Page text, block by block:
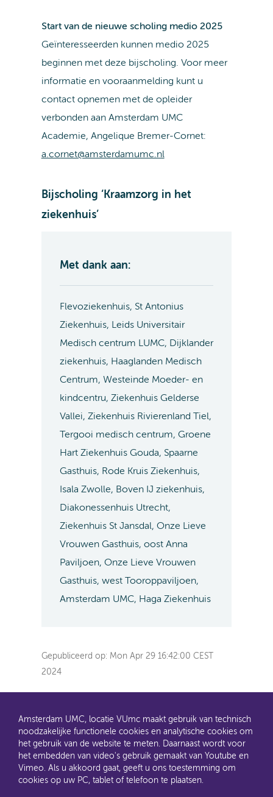
Start van de nieuwe scholing medio 2025
Geïnteresseerden kunnen medio 2025
beginnen met deze bijscholing. Voor meer
informatie en vooraanmelding kunt u
contact opnemen met de opleider
verbonden aan Amsterdam UMC
Academie, Angelique Bremer-Cornet:
a.cornet@amsterdamumc.nl
Bijscholing ‘Kraamzorg in het
ziekenhuis’
Met dank aan:
Flevoziekenhuis, St Antonius
Ziekenhuis, Leids Universitair
Medisch centrum LUMC, Dijklander
ziekenhuis, Haaglanden Medisch
Centrum, Westeinde Moeder- en
kindcentru, Ziekenhuis Gelderse
Vallei, Ziekenhuis Rivierenland Tiel,
Tergooi medisch centrum, Groene
Hart Ziekenhuis Gouda, Spaarne
Gasthuis, Rode Kruis Ziekenhuis,
Isala Zwolle, Boven IJ ziekenhuis,
Diakonessenhuis Utrecht,
Ziekenhuis St Jansdal, Onze Lieve
Vrouwen Gasthuis, oost Anna
Paviljoen, Onze Lieve Vrouwen
Gasthuis, west Tooroppaviljoen,
Amsterdam UMC, Haga Ziekenhuis
Gepubliceerd op: Mon Apr 29 16:42:00 CEST
2024
AMC en VUmc zijn al een tijdje samen Amsterdam UMC.
Dit gaat u ook merken aan de websites: steeds meer
Amsterdam UMC, locatie VUmc maakt gebruik van technisch
noodzakelijke functionele cookies en analytische cookies om
het gebruik van de website te meten. Daarnaast wordt voor
het embedden van video's gebruik gemaakt van Youtube en
Vimeo. Als u akkoord gaat, geeft u ons toestemming om
cookies op uw PC, tablet of telefoon te plaatsen.